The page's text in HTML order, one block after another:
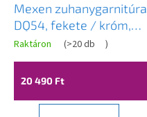
Mexen zuhanygarnitúra
DQ54, fekete / króm,
785544581-17
Raktáron (>20 db )
20 490 Ft